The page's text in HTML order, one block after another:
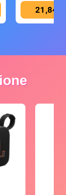
21,84 €